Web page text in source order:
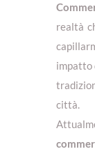
realtà
impatto
città.